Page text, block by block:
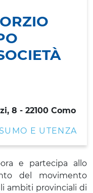
8 - 22100 Como
E UTENZA
e partecipa allo
del movimento
ambiti provinciali di